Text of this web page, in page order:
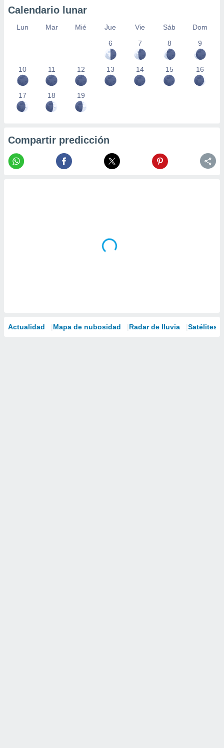
Calendario lunar
Lun Mar Mié Jue Vie Sáb
Dom
6
7 8 9
10 11 12 13 14 15 16
17 18 19
Compartir predicción
Actualidad Mapa de nubosidad Radar de lluvia Satélites